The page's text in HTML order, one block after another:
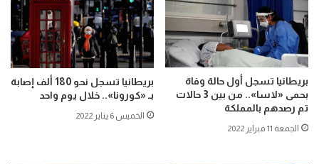
بريطانيا تسجل أول حالة وفاة
بحمى «لاسا».. من بين 3 حالات
تم رصدهم بالمملكة
الجمعة 11 فبراير 2022
بريطانيا تسجل نحو 180 ألف إصابة
بـ «كورونا».. خلال يوم واحد
الخميس 6 يناير 2022